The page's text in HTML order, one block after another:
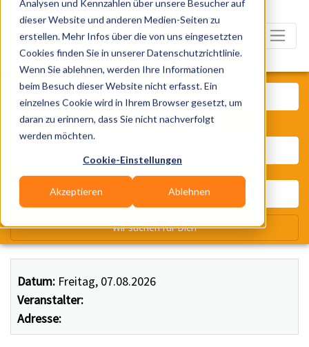
Analysen und Kennzahlen über unsere Besucher auf
dieser Website und anderen Medien-Seiten zu
erstellen. Mehr Infos über die von uns eingesetzten
Cookies finden Sie in unserer Datenschutzrichtlinie.
Wenn Sie ablehnen, werden Ihre Informationen
beim Besuch dieser Website nicht erfasst. Ein
einzelnes Cookie wird in Ihrem Browser gesetzt, um
daran zu erinnern, dass Sie nicht nachverfolgt
werden möchten.
Cookie-Einstellungen
Akzeptieren Ablehnen
Datum: Freitag, 07.08.2026
Veranstalter:
Adresse:
Was? Künstler, Zelte, Bands,
Wir suchen für Dich